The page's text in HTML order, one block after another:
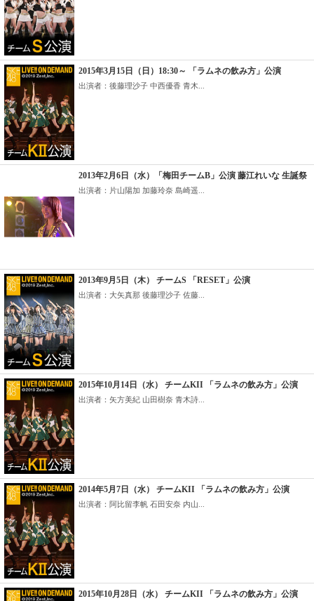
2015年3月15日（日）18:30～ 「ラムネの飲み方」公演
出演者：後藤理沙子 中西優香 青木...
2013年2月6日（水）「梅田チームB」公演 藤江れいな 生誕祭
出演者：片山陽加 加藤玲奈 島崎遥...
2013年9月5日（木） チームS 「RESET」公演
出演者：大矢真那 後藤理沙子 佐藤...
2015年10月14日（水） チームKII 「ラムネの飲み方」公演
出演者：矢方美紀 山田樹奈 青木詩...
2014年5月7日（水） チームKII 「ラムネの飲み方」公演
出演者：阿比留李帆 石田安奈 内山...
2015年10月28日（水） チームKII 「ラムネの飲み方」公演